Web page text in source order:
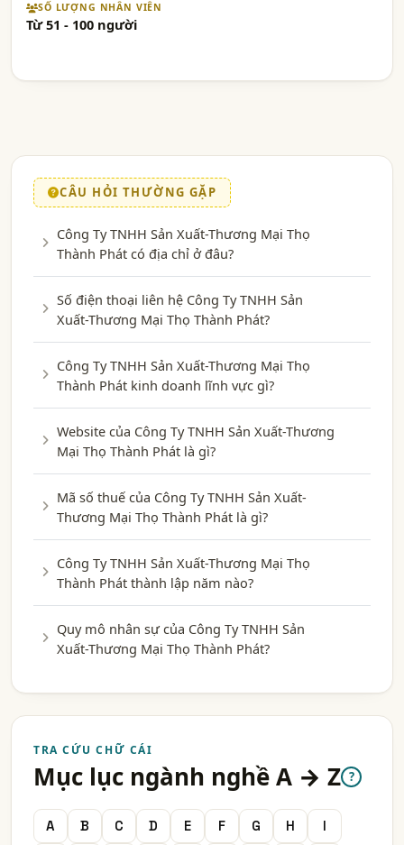
SỐ LƯỢNG NHÂN VIÊN
Từ 51 - 100 người
CÂU HỎI THƯỜNG GẶP
Công Ty TNHH Sản Xuất-Thương Mại Thọ
Thành Phát có địa chỉ ở đâu?
Số điện thoại liên hệ Công Ty TNHH Sản
Xuất-Thương Mại Thọ Thành Phát?
Công Ty TNHH Sản Xuất-Thương Mại Thọ
Thành Phát kinh doanh lĩnh vực gì?
Website của Công Ty TNHH Sản Xuất-Thương
Mại Thọ Thành Phát là gì?
Mã số thuế của Công Ty TNHH Sản Xuất-
Thương Mại Thọ Thành Phát là gì?
Công Ty TNHH Sản Xuất-Thương Mại Thọ
Thành Phát thành lập năm nào?
Quy mô nhân sự của Công Ty TNHH Sản
Xuất-Thương Mại Thọ Thành Phát?
TRA CỨU CHỮ CÁI
Mục lục ngành nghề A → Z ?
A B C D E F G H
I